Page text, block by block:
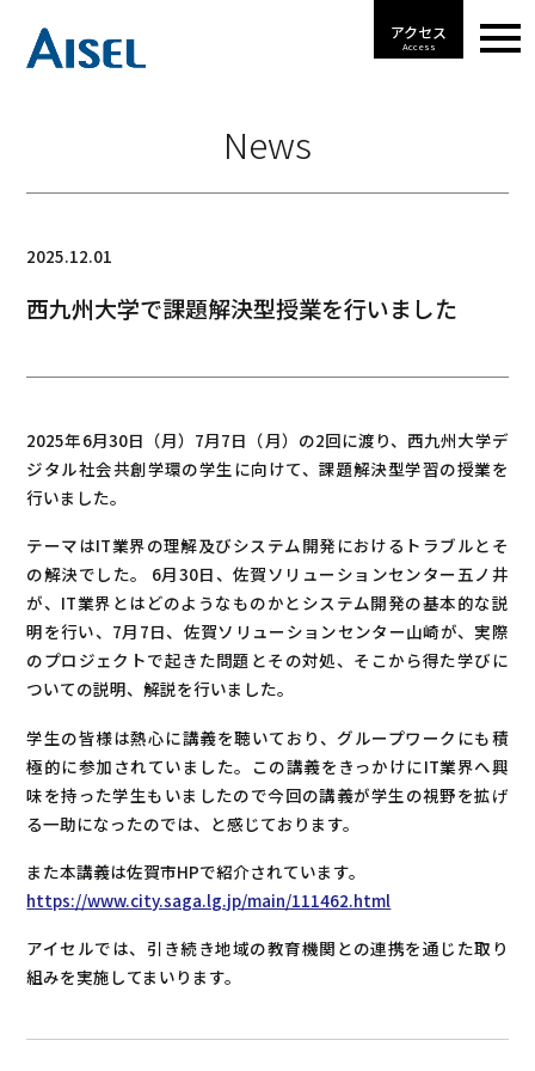
アクセス
Access
News
2025.12.01
西九州大学で課題解決型授業を行いました
2025年6月30日（月）7月7日（月）の2回に渡り、西九州大学デ
ジタル社会共創学環の学生に向けて、課題解決型学習の授業を
行いました。
テーマはIT業界の理解及びシステム開発におけるトラブルとそ
の解決でした。 6月30日、佐賀ソリューションセンター五ノ井
が、IT業界とはどのようなものかとシステム開発の基本的な説
明を行い、7月7日、佐賀ソリューションセンター山崎が、実際
のプロジェクトで起きた問題とその対処、そこから得た学びに
ついての説明、解説を行いました。
学生の皆様は熱心に講義を聴いており、グループワークにも積
極的に参加されていました。この講義をきっかけにIT業界へ興
味を持った学生もいましたので今回の講義が学生の視野を拡げ
る一助になったのでは、と感じております。
また本講義は佐賀市HPで紹介されています。
https://www.city.saga.lg.jp/main/111462.html
アイセルでは、引き続き地域の教育機関との連携を通じた取り
組みを実施してまいります。